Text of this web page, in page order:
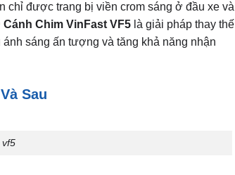
chỉ được trang bị viền crom sáng ở đầu xe và
Chim VinFast VF5là giải pháp thay thế
sáng ấn tượng và tăng khả năng nhận
Sau
vf5